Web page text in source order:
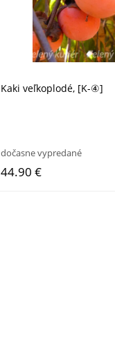
Kaki veľkoplodé, [K-④]
dočasne vypredané
44.90 €